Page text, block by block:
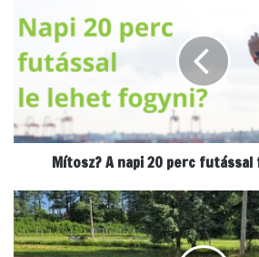
s
z
?
A
n
i
2
0
Mítosz? A napi 20 perc
S
p
o